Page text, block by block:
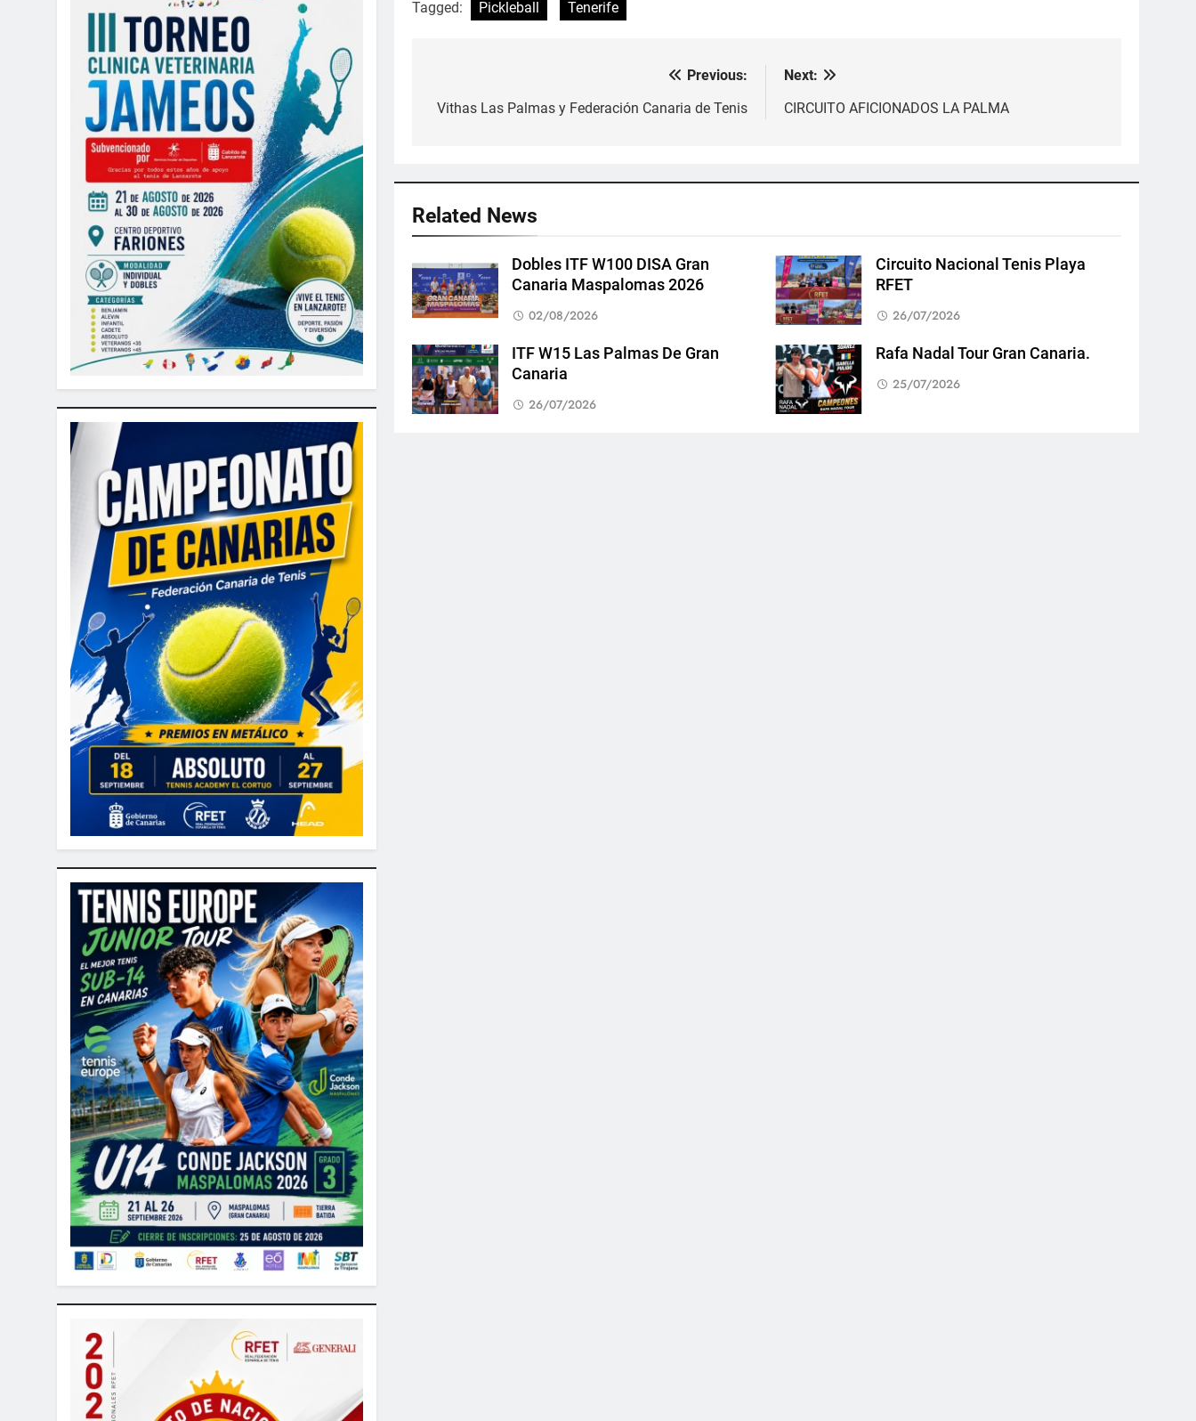
Tagged: Pickleball Tenerife
de
Previous:
Vithas Las Palmas y Federación Canaria de Tenis
Next:
CIRCUITO AFICIONADOS LA PALMA
Related News
Dobles ITF W100 DISA Gran
Canaria Maspalomas 2026
02/08/2026
Circuito Nacional Tenis Playa
RFET
26/07/2026
ITF W15 Las Palmas De Gran
Canaria
26/07/2026
Rafa Nadal Tour Gran Canaria.
25/07/2026